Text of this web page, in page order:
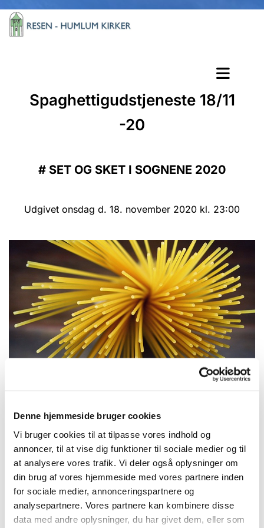
Denne hjemmeside bruger cookies
Vi bruger cookies til at tilpasse vores indhold og
annoncer, til at vise dig funktioner til sociale medier og til
at analysere vores trafik. Vi deler også oplysninger om
din brug af vores hjemmeside med vores partnere inden
for sociale medier, annonceringspartnere og
analysepartnere. Vores partnere kan kombinere disse
data med andre oplysninger, du har givet dem, eller som
Spaghettigudstjeneste 18/11
-20
# SET OG SKET I SOGNENE 2020
Udgivet onsdag d. 18. november 2020 kl. 23:00
Spaghettigudstjeneste 18/11 -20
10 familier havde tilmeldt sig denne
spaghettigudstjeneste.
En skøn oplevelse, hvor vi hørte om, at vi hører til
hos Gud. Alle børn fik et stempel, som tegn på, at
de er døbt og høre Gud til.